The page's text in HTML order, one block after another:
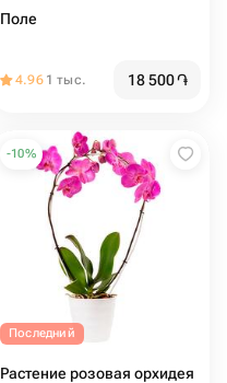
Поле
4.96 1 тыс. 18 500֏
-10%
Последний
Растение розовая орхидея